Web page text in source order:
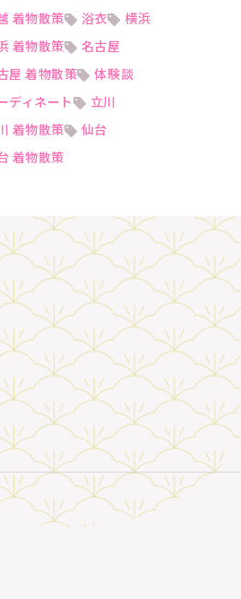
着物散策
浴衣
横浜
着物散策
名古屋
屋 着物散策
体験談
ディネート
立川
着物散策
仙台
着物散策